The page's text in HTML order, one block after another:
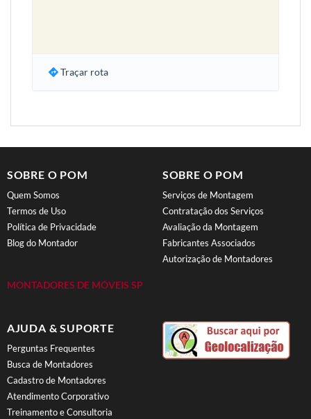
Traçar rota
SOBRE O POM
Quem Somos
Termos de Uso
Política de Privacidade
Blog do Montador
MONTADORES DE MÓVEIS SP
SOBRE O POM
Serviços de Montagem
Contratação dos Serviços
Avaliação da Montagem
Fabricantes Associados
Autorização de Montadores
AJUDA & SUPORTE
Perguntas Frequentes
Busca de Montadores
Cadastro de Montadores
Atendimento Corporativo
Treinamento e Consultoria